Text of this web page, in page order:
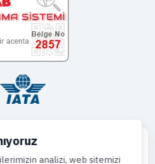
analizi, web sitemizi